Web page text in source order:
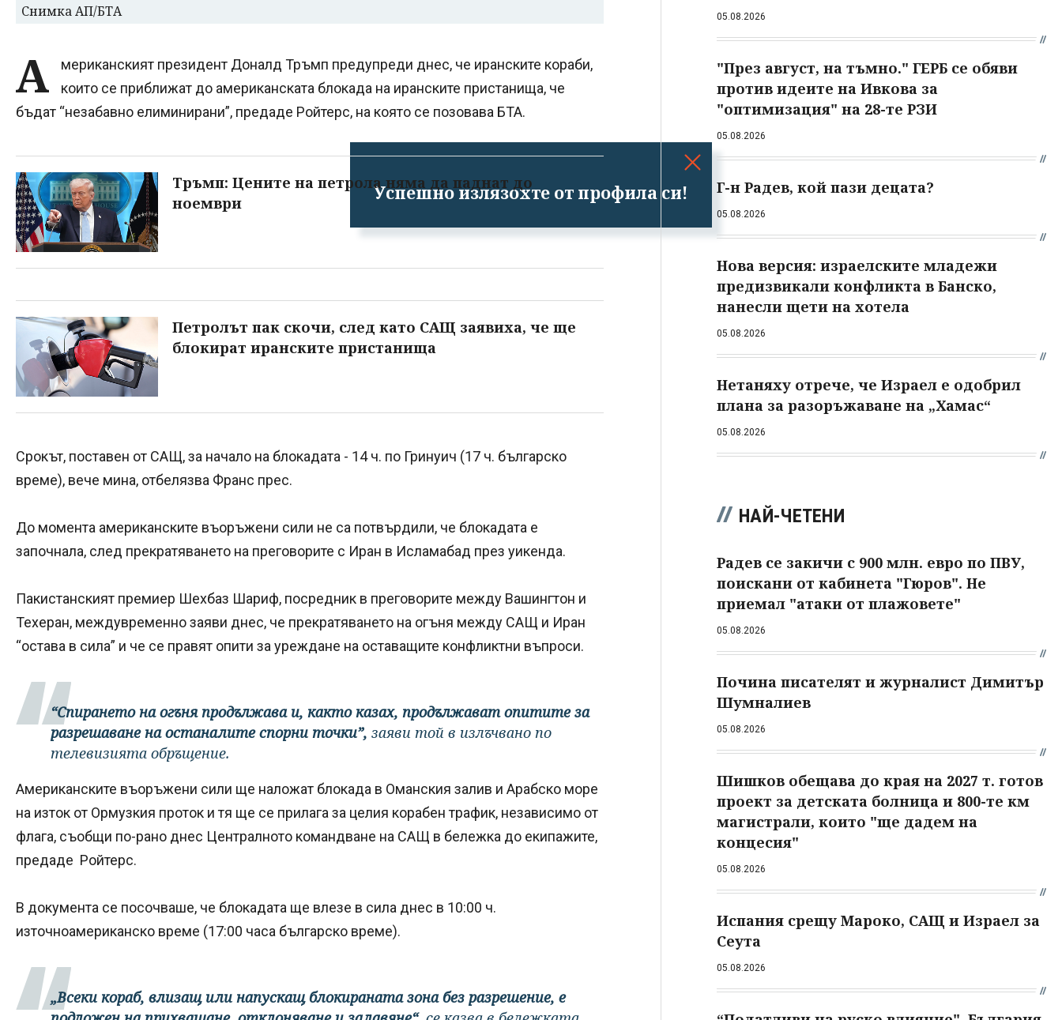
Успешно излязохте от профила си!
Снимка АП/БТА
А
мериканският президент Доналд Тръмп предупреди днес, че иранските кораби,
които се приближат до американската блокада на иранските пристанища, че
бъдат “незабавно елиминирани”, предаде Ройтерс, на която се позовава БТА.
Тръмп: Цените на петрола няма да паднат до
ноември
Петролът пак скочи, след като САЩ заявиха, че ще
блокират иранските пристанища
Срокът, поставен от САЩ, за начало на блокадата - 14 ч. по Гринуич (17 ч. българско
време), вече мина, отбелязва Франс прес.
До момента американските въоръжени сили не са потвърдили, че блокадата е
започнала, след прекратяването на преговорите с Иран в Исламабад през уикенда.
Пакистанският премиер Шехбаз Шариф, посредник в преговорите между Вашингтон и
Техеран, междувременно заяви днес, че прекратяването на огъня между САЩ и Иран
“остава в сила” и че се правят опити за уреждане на оставащите конфликтни въпроси.
“Спирането на огъня продължава и, както казах, продължават опитите за
разрешаване на останалите спорни точки”, заяви той в излъчвано по
телевизията обръщение.
Американските въоръжени сили ще наложат блокада в Оманския залив и Арабско море
на изток от Ормузкия проток и тя ще се прилага за целия корабен трафик, независимо от
флага, съобщи по-рано днес Централното командване на САЩ в бележка до екипажите,
предаде Ройтерс.
В документа се посочваше, че блокадата ще влезе в сила днес в 10:00 ч.
източноамериканско време (17:00 часа българско време).
„Всеки кораб, влизащ или напускащ блокираната зона без разрешение, е
05.08.2026
"През август, на тъмно." ГЕРБ се обяви
против идеите на Ивкова за
"оптимизация" на 28-те РЗИ
05.08.2026
Г-н Радев, кой пази децата?
05.08.2026
Нова версия: израелските младежи
предизвикали конфликта в Банско,
нанесли щети на хотела
05.08.2026
Нетаняху отрече, че Израел е одобрил
плана за разоръжаване на „Хамас“
05.08.2026
НАЙ-ЧЕТЕНИ
Радев се закичи с 900 млн. евро по ПВУ,
поискани от кабинета "Гюров". Не
приемал "атаки от плажовете"
05.08.2026
Почина писателят и журналист Димитър
Шумналиев
05.08.2026
Шишков обещава до края на 2027 т. готов
проект за детската болница и 800-те км
магистрали, които "ще дадем на
концесия"
05.08.2026
Испания срещу Мароко, САЩ и Израел за
Сеута
05.08.2026